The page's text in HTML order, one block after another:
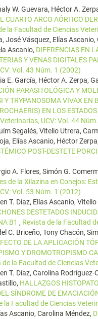
W. Guevara, Héctor A.
CUARTO ARCO AÓRTICO
la Facultad de Ciencias
José Vásquez, Elías
Ascanio, DIFERENCIAS EN
Y VENAS DIGITALES
Vol. 43 Núm. 1 (2002)
E. García, Héctor A. Zerpa,
PARASITOLÓGICA Y
Y TRYPANOSOMA VIVAX
EN LOS
UCV: Vol. 44
Segalés, Vitelio Utrera,
Elías Ascanio, Héctor Zerpa,
POST-DESTETE
A. Flores, Simón G.
de la Xilazina en Conejos:
Vol. 53 Núm. 1 (2012)
T. Díaz, Elías Ascanio,
DESTETADOS
B1 , Revista de la Facultad
C. Briceño, Tony Chacón,
DE LA APLICACIÓN
Y DROMOTROPISMO
de la Facultad de Ciencias
T. Díaz, Carolina
HALLAZGOS
SÍNDROME DE
la Facultad de Ciencias
Ascanio, Carolina Méndez,